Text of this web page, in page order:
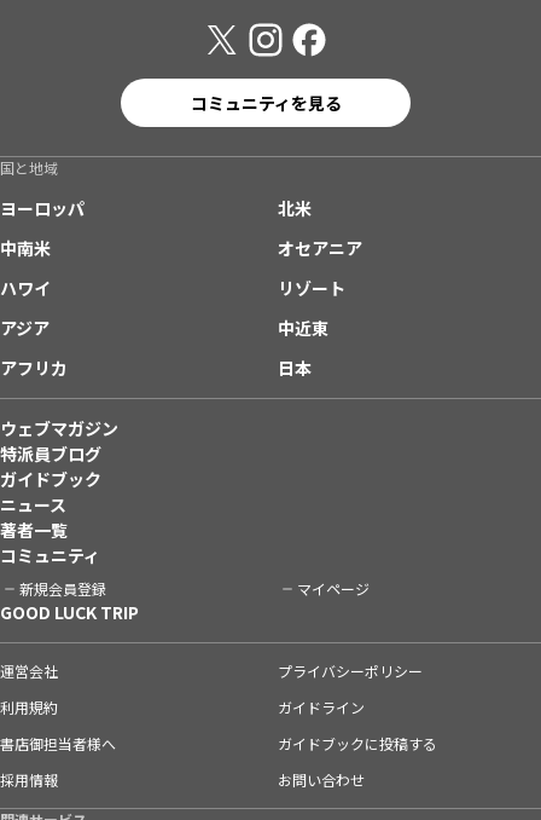
コミュニティを見る
国と地域
ヨーロッパ
北米
中南米
オセアニア
ハワイ
リゾート
アジア
中近東
アフリカ
日本
ウェブマガジン
特派員ブログ
ガイドブック
ニュース
著者一覧
コミュニティ
新規会員登録 マイページ
GOOD LUCK TRIP
運営会社
プライバシーポリシー
利用規約
ガイドライン
書店御担当者様へ
ガイドブックに投稿する
採用情報
お問い合わせ